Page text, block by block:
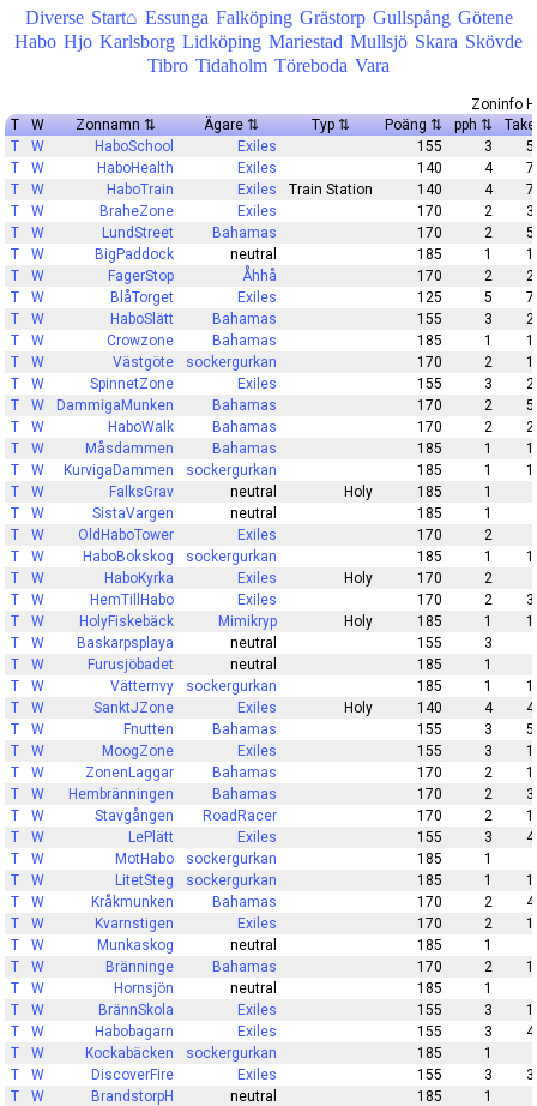
Diverse Start⌂ Essunga Falköping Grästorp Gullspång Götene
Habo Hjo Karlsborg Lidköping Mariestad Mullsjö Skara Skövde
Tibro Tidaholm Töreboda Vara
Zoninfo
T
W Zonnamn Ägare Typ Poäng pph
T
W HaboSchool Exiles 155 3
T
W HaboHealth Exiles 140 4
T
W HaboTrain Exiles Train Station 140 4
T
W BraheZone Exiles 170 2
T
W LundStreet Bahamas 170 2
T
W BigPaddock neutral 185 1
T
W FagerStop Åhhå 170 2
T
W BlåTorget Exiles 125 5
T
W HaboSlätt Bahamas 155 3
T
W Crowzone Bahamas 185 1
T
W Västgöte sockergurkan 170 2
T
W SpinnetZone Exiles 155 3
T
W DammigaMunken Bahamas 170 2
T
W HaboWalk Bahamas 170 2
T
W Måsdammen Bahamas 185 1
T
W KurvigaDammen sockergurkan 185 1
T
W FalksGrav neutral Holy 185 1
T
W SistaVargen neutral 185
1
T
W OldHaboTower Exiles 170 2
T
W HaboBokskog sockergurkan 185 1
T
W HaboKyrka Exiles Holy 170 2
T
W HemTillHabo Exiles 170 2
T
W HolyFiskebäck Mimikryp Holy 185 1
T
W Baskarpsplaya neutral 155 3
T
W Furusjöbadet neutral 185 1
T
W Vätternvy sockergurkan 185 1
T
W SanktJZone Exiles Holy 140 4
T
W Fnutten Bahamas 155 3
T
W MoogZone Exiles 155 3
T
W ZonenLaggar Bahamas 170 2
T
W Hembränningen Bahamas 170 2
T
W Stavgången RoadRacer 170 2
T
W LePlätt Exiles 155 3
T
W MotHabo sockergurkan 185 1
T
W LitetSteg sockergurkan 185 1
T
W Kråkmunken Bahamas 170 2
T
W Kvarnstigen Exiles 170 2
T
W Munkaskog neutral 185 1
T
W Bränninge Bahamas 170 2
T
W Hornsjön neutral 185 1
T
W BrännSkola Exiles 155 3
T
W Habobagarn Exiles 155 3
T
W Kockabäcken sockergurkan 185 1
T
W DiscoverFire Exiles 155 3
T
W BrandstorpH neutral 185
1